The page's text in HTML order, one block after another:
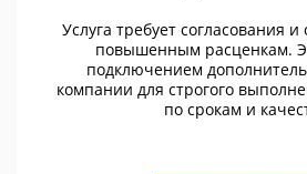
Услуга требует согласования
повышенным расценкам.
подключением
компании для строгого
по срокам и